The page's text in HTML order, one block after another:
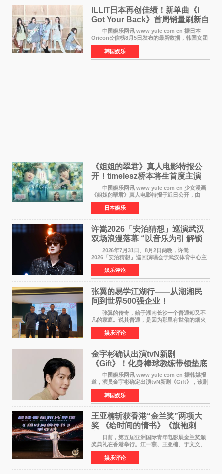
ILLIT日本再创佳绩！新单曲《I
Got Your Back》首周销量刷新自
身纪录
中国娱乐网讯 www yule com cn 据日本
Oricon公信榜8月5日发布的最新数据，韩国女团
ILLIT在日本发行的第二张单曲《I Got Your
Back》首周销量达到71,009张，成功跻身最新一
期周单曲排行
韩国娱乐
《姐姐的翠君》真人电影特报公
开！timelesz桥本将生首度主演
12月4日上映
中国娱乐网讯 www yule com cn 少女漫画
《姐姐的翠君》真人电影特报于近日公开，由
timelesz成员桥本将生担任主演，这也是他首次
担任电影主演，引发高度关注。 女高中生咲
苗翠（中岛瑠菜
日本娱乐
许嵩2026「安泊猜想」巡演武汉
双场浪漫落幕 “以音乐为引 解锁
江城记忆”
2026年7月31日、8月2日两晚，许嵩
2026「安泊猜想」巡回演唱会于武汉体育中心主
体育场盛大开唱。许嵩与数万歌迷在此相聚，从
浪漫惬意的舞台设计到充满诚意与惊喜的现场互
动，共同开启了一场关于
娱乐评论
张翼的易学江湖行——从湖湘民
间到世界500强企业！
张翼的传奇，始于湖南长沙一个普通却又不
凡的家庭。说其普通，是因为那里有世俗的烟火
气；说其不凡，是因为家中有一位洞悉天地玄机
的长者——他的爷爷。作为当地的风水师，爷爷
是张翼走进易学
娱乐评论
金宇彬确认出演tvN新剧
《Gift》！化身棒球教练带领垫底
球队逆袭
中国娱乐网讯 www yule com cn 据韩媒报
道，演员金宇彬确定出演tvN新剧《Gift》，该剧
预计将于下半年播出，引发观众高度期待。
本剧改编自同名网络漫画，讲述一位经历意外事
故后获得特殊
韩国娱乐
王亚楠斩获香港“金兰奖”两项大
奖 《给时间的情书》《旗袍刺
客》双双获肯定
日前，第五届亚洲国际青年电影展金兰奖颁
奖典礼在香港举行。江一燕、王亚楠、于文文、
李东学等知名演员出席活动。著名演员、导演王
亚楠凭借音乐故事片《给时间的情书》和院线电
影《旗袍刺客》
娱乐评论